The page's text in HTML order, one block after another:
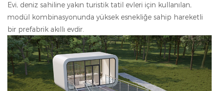
Evi, deniz sahiline yakın turistik tatil evleri için kullanılan,
modül kombinasyonunda yüksek esnekliğe sahip hareketli
bir prefabrik akıllı evdir.